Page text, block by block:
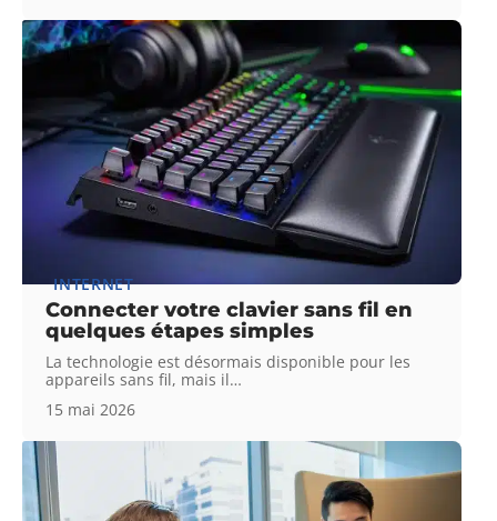
INTERNET
Connecter votre clavier sans fil en
quelques étapes simples
La technologie est désormais disponible pour les
appareils sans fil, mais il…
15 mai 2026